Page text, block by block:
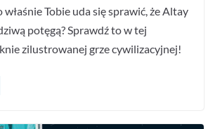
Tobie uda się sprawić, że Altay
potęgą? Sprawdź to w tej
zilustrowanej grze cywilizacyjnej!